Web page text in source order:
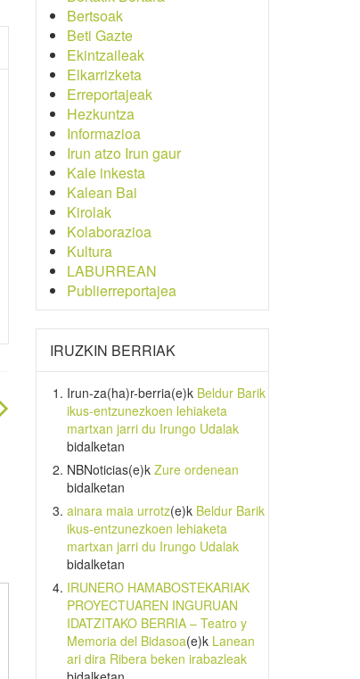
Bertsoak
Beti Gazte
Ekintzaileak
Elkarrizketa
Erreportajeak
Hezkuntza
Informazioa
Irun atzo Irun gaur
Kale inkesta
Kalean Bai
Kirolak
Kolaborazioa
Kultura
LABURREAN
Publierreportajea
IRUZKIN BERRIAK
Irun-za(ha)r-berria(e)k Beldur Barik
ikus-entzunezkoen lehiaketa
martxan jarri du Irungo Udalak
bidalketan
NBNoticias(e)k Zure ordenean
bidalketan
ainara maia urrotz(e)k Beldur Barik
ikus-entzunezkoen lehiaketa
martxan jarri du Irungo Udalak
bidalketan
IRUNERO HAMABOSTEKARIAK
PROYECTUAREN INGURUAN
IDATZITAKO BERRIA – Teatro y
Memoria del Bidasoa(e)k Lanean
ari dira Ribera beken irabazleak